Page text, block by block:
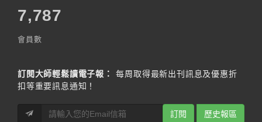
7,787
會員數
訂閱大師輕鬆讀電子報：
每周取得最新出刊訊息及優惠折
扣等重要訊息通知！
訂閱 歷史報區